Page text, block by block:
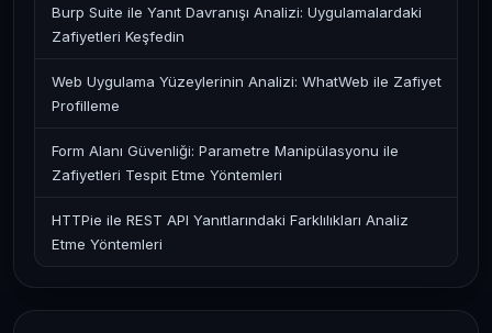
Burp Suite ile Yanıt Davranışı Analizi: Uygulamalardaki
Zafiyetleri Keşfedin
Web Uygulama Yüzeylerinin Analizi: WhatWeb ile Zafiyet
Profilleme
Form Alanı Güvenliği: Parametre Manipülasyonu ile
Zafiyetleri Tespit Etme Yöntemleri
HTTPie ile REST API Yanıtlarındaki Farklılıkları Analiz
Etme Yöntemleri